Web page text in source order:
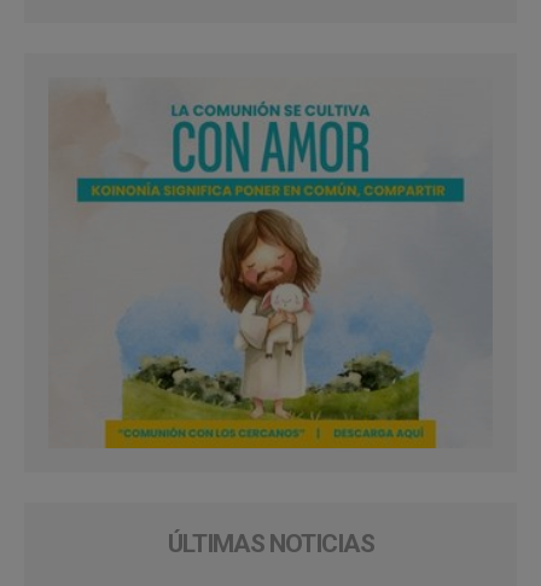
ÚLTIMAS NOTICIAS